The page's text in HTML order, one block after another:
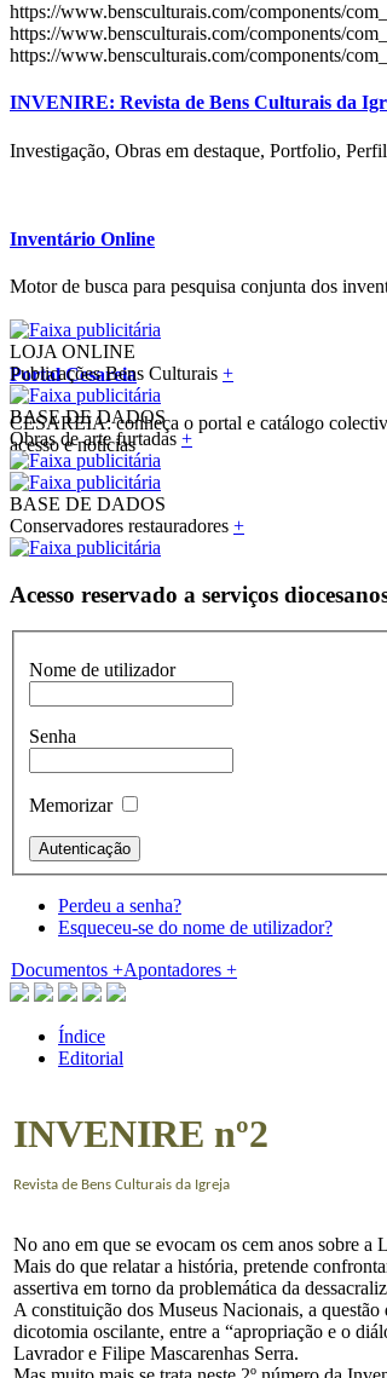
https://www.bensculturais.com/components/
https://www.bensculturais.com/components/
https://www.bensculturais.com/components/
INVENIRE: Revista de Bens Culturais da
Investigação, Obras em destaque, Portfolio,
Inventário Online
Motor de busca para pesquisa conjunta dos
Portal Cesareia
CESAREIA: conheça o portal e catálogo
acesso e notícias
LOJA ONLINE
Publicações Bens Culturais +
BASE DE DADOS
Obras de arte furtadas +
BASE DE DADOS
Conservadores restauradores +
Acesso reservado a serviços
Nome de utilizador
Senha
Memorizar
Perdeu a senha?
Esqueceu-se do nome de utilizador?
Documentos +Apontadores +
Índice
Editorial
INVENIRE nº2
Revista de Bens Culturais da Igreja
No ano em que se evocam os cem anos sobre
Mais do que relatar a história, pretende
assertiva em torno da problemática da
A constituição dos Museus Nacionais, a
dicotomia oscilante, entre a “apropriação e o
Lavrador e Filipe Mascarenhas Serra.